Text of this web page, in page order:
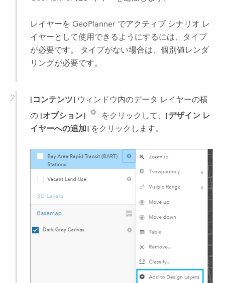
レイヤーを GeoPlannerでアクティブ シナリオ レ
イヤーとして使用できるようにするには、タイプ
が必要です。 タイプがない場合は、個別値レンダ
リングが必要です。
[コンテンツ]ウィンドウ内のデータ レイヤーの横
の [オプション] をクリックして、 [デザイン レ
イヤーへの追加]をクリックします。